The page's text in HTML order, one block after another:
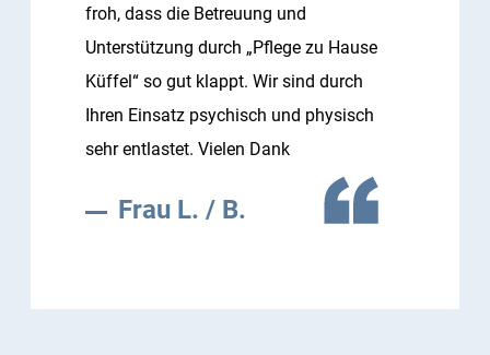
froh, dass die Betreuung und
Unterstützung durch „Pflege zu Hause
Küffel“ so gut klappt. Wir sind durch
Ihren Einsatz psychisch und physisch
sehr entlastet. Vielen Dank
Frau L. / B.